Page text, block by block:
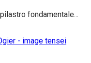
fondamentale...